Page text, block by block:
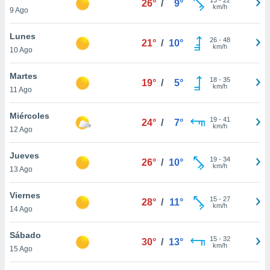
más
nuestra
y
de
disponible
cookies
aceptar
9 Ago
26° / 9°
km/h
Lunes
10 Ago
21° / 10° 26- 48
km/h
Martes
11 Ago
19° / 5° 18- 35
km/h
Miércoles
12 Ago
24° / 7° 19- 41
km/h
Jueves
13 Ago
26° / 10° 19- 34
km/h
Viernes
14 Ago
28° / 11° 15- 27
km/h
Sábado
15 Ago
30° / 13° 15- 32
km/h